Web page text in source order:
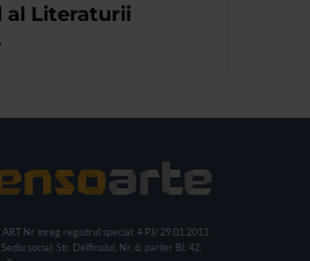
al Literaturii
ART Nr inreg registrul special: 4 PJ/ 29.01.2013
Sediu social: Str. Delfinului, Nr. 6, parter Bl. 42,